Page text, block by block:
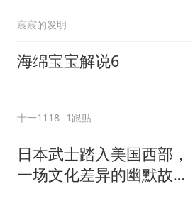
宸宸的发明
海绵宝宝解说6
十一1118 1跟贴
日本武士踏入美国西部，
一场文化差异的幽默故事